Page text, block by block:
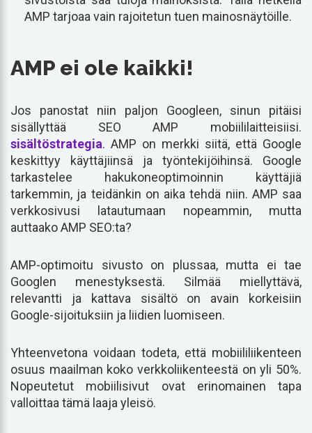
AMP tarjoaa vain rajoitetun tuen mainosnäytöille.
AMP ei ole kaikki!
Jos panostat niin paljon Googleen, sinun pitäisi
sisällyttää SEO AMP mobiililaitteisiisi.
sisältöstrategia. AMP on merkki siitä, että Google
keskittyy käyttäjiinsä ja työntekijöihinsä. Google
tarkastelee hakukoneoptimoinnin käyttäjiä
tarkemmin, ja teidänkin on aika tehdä niin. AMP saa
verkkosivusi latautumaan nopeammin, mutta
auttaako AMP SEO:ta?
AMP-optimoitu sivusto on plussaa, mutta ei tae
Googlen menestyksestä. Silmää miellyttävä,
relevantti ja kattava sisältö on avain korkeisiin
Google-sijoituksiin ja liidien luomiseen.
Yhteenvetona voidaan todeta, että mobiililiikenteen
osuus maailman koko verkkoliikenteestä on yli 50%.
Nopeutetut mobiilisivut ovat erinomainen tapa
valloittaa tämä laaja yleisö.